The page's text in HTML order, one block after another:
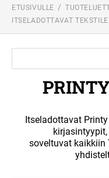
TEKSTI- JA
ITSEVÄRJÄYTYVÄT
PÄIVÄYS- JA
PROFESSIONAL
PROFESSIONAL
PRINTY
PRINTY
PUUVARTISET
VALMIIT LEIMASIMET
TASKULEIMASIMET
REINER METALLILEIMASIMET
ETUSIVULLE
ITSELADOTTAVAT
Itseladottavat
soveltuvat